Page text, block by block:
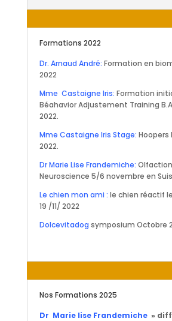
Formations 2022
Dr. Arnaud André: Formation en
2022
Mme Castaigne Iris: Formation
Béahavior Adjustement Training
2022.
Mme Castaigne Iris Stage: Hoopers
2022.
Dr Marie Lise Frandemiche:
Neuroscience 5/6 novembre en
Le chien mon ami : le chien réactif
19 /11/ 2022
Dolcevitadog symposium Octobre
Nos Formations 2025
Dr Marie lise Frandemiche»